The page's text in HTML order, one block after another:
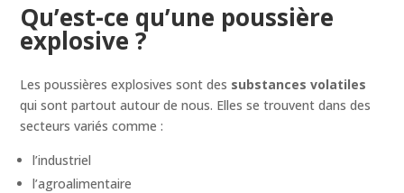
Qu’est-ce qu’une poussière
explosive ?
Les poussières explosives sont des substances volatiles
qui sont partout autour de nous. Elles se trouvent dans des
secteurs variés comme :
l’industriel
l’agroalimentaire